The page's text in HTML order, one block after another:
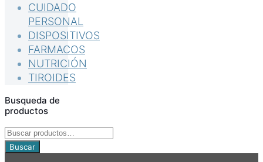
CUIDADO
PERSONAL
DISPOSITIVOS
FARMACOS
NUTRICIÓN
TIROIDES
Busqueda de
productos
Buscar
por:
Buscar